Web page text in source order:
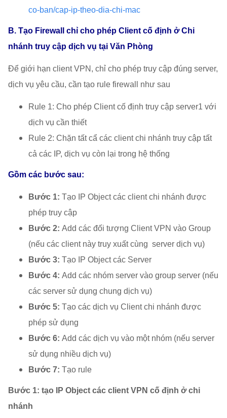
co-ban/cap-ip-theo-dia-chi-mac
B. Tạo Firewall chỉ cho phép Client cố định ở Chi
nhánh truy cập dịch vụ tại Văn Phòng
Để giới hạn client VPN, chỉ cho phép truy cập đúng server,
dịch vụ yêu cầu, cần tạo rule firewall như sau
Rule 1: Cho phép Client cố định truy cập server1 với
dịch vụ cần thiết
Rule 2: Chặn tất cẩ các client chi nhánh truy cập tất
cả các IP, dịch vụ còn lại trong hệ thống
Gồm các bước sau:
Bước 1: Tạo IP Object các client chi nhánh được
phép truy cập
Bước 2: Add các đối tượng Client VPN vào Group
(nếu các client này truy xuất cùng server dịch vụ)
Bước 3: Tạo IP Object các Server
Bước 4: Add các nhóm server vào group server (nếu
các server sử dụng chung dịch vụ)
Bước 5: Tạo các dịch vụ Client chi nhánh được
phép sử dụng
Bước 6: Add các dịch vụ vào một nhóm (nếu server
sử dụng nhiều dịch vụ)
Bước 7: Tạo rule
Bước 1: tạo IP Object các client VPN cố định ở chi
nhánh